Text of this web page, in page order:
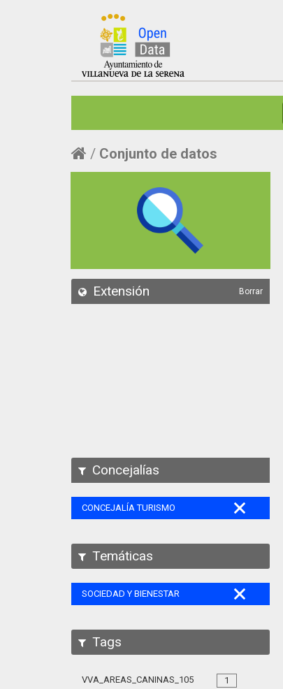
Conjunto de datos
Extensión Borrar
Concejalías
CONCEJALÍA TURISMO
Temáticas
SOCIEDAD Y BIENESTAR
Tags
1
VVA_AREAS_CANINAS_105